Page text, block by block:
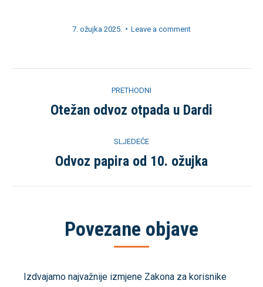
7. ožujka 2025. Leave a comment
navigation
PRETHODNI
Previous
Otežan odvoz otpada u Dardi
SLJEDEĆE
Sljedeća
Odvoz papira od 10. ožujka
Povezane objave
Izdvajamo najvažnije izmjene Zakona za korisnike